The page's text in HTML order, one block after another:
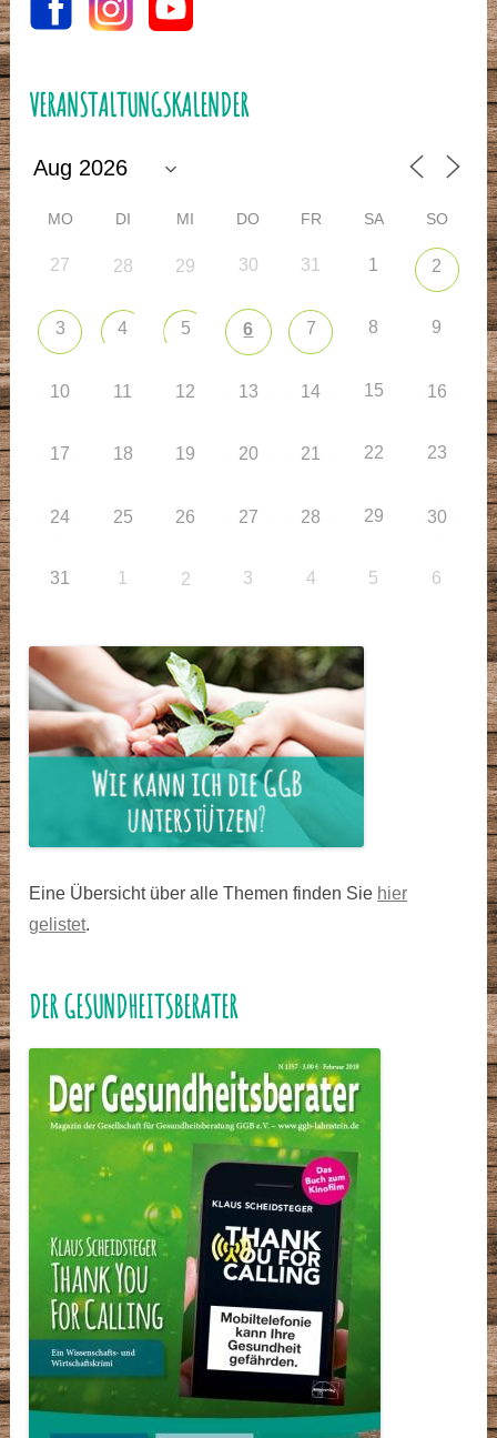
VERANSTALTUNGSKALENDER
MO DI MI DO FR SA SO
27 28 29 30 31 1 2
3 4 5 6 7 8 9
10 11 12 13 14 15 16
17 18 19 20 21 22 23
24 25 26 27 28 29 30
31 1 2 3 4 5 6
Eine Übersicht über alle Themen finden Sie hier
gelistet.
DER GESUNDHEITSBERATER